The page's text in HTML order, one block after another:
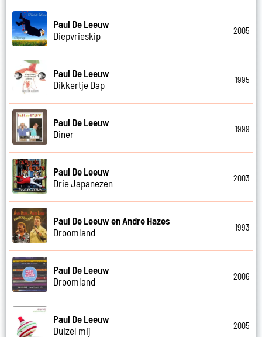
Paul De Leeuw
Diepvrieskip
2005
Paul De Leeuw
Dikkertje Dap
1995
Paul De Leeuw
Diner
1999
Paul De Leeuw
Drie Japanezen
2003
Paul De Leeuw en Andre Hazes
Droomland
1993
Paul De Leeuw
Droomland
2006
Paul De Leeuw
Duizel mij
2005